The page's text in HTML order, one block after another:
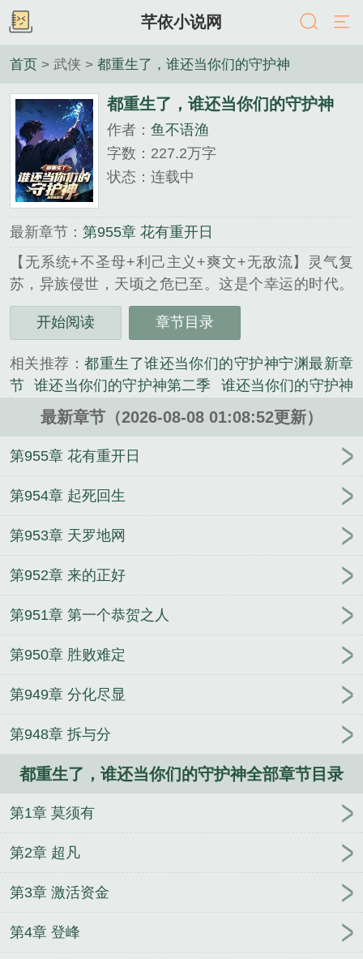
芊依小说网
首页 > 武侠 > 都重生了，谁还当你们的守护神
都重生了，谁还当你们的守护神
作者： 鱼不语渔
字数：227.2万字
状态：连载中
最新章节： 第955章 花有重开日
【无系统+不圣母+利己主义+爽文+无敌流】灵气复
苏，异族侵世，天顷之危已至。这是个幸运的时代。
因为人人都有机会踏入超凡，从此获得比肩神明的力
量。然而这也是个绝望的时代，因为这个时代人命如
万人生命，一心为了守护人族为己任的宁渊更是被普
通人尊称守护神。然而，晚年的他却被高层当作和异
族媾和的条件秘密处死。当重生后的他再次站在人生
《都重生了，谁还当你们的守护神》是鱼不语渔精心
开始阅读 章节目录
相关推荐：都重生了谁还当你们的守护神宁渊最新章
节
谁还当你们的守护神第二季
谁还当你们的守护神
(1-60集)
谁还当你们的守护神短剧
重生的都被我救
谁还当你们的守护神了
谁还当你们的守护神宁
都重生了谁还当你们的守护神二免费阅读
谁还当你
当你们的守护神
都重生了谁还当你们的守护神免费
守护神百度百科 谁还当你们的守护神动画
谁还当你
不语渔
都重生了谁还当你们的守护神最新章节
都重
生了谁还当你们的守护神短剧
都重生了谁还当你们
的守护神百科
谁还当你们的守护神宁渊
都重生了谁
还当你们的守护神第二季
谁还当你们的守护神最新
们的守护神宁渊动画
都重生了谁还当你们的守护神
成
高武：让你复制，没让你偷走人生
斗罗：暗黑盘
零娇娇女
统一三国后造反系统来了 我在俄国做寡
头
限制文小保姆，被六个大佬盯上了
打进大明，比
考进大明容易
穿成六零小炮灰，大小姐带物资养兵
王
杀手归来：秘密使命
四合院：停不下来，根本停
闺蜜齐穿
书，她修仙飞升我躺赢
开局禁咒法神，我的蓝条无
开局被换夫？五个兽夫皆反骨
奥特曼：好机师是不
最新章节（2026-08-08 01:08:52更新）
第955章 花有重开日
第954章 起死回生
第953章 天罗地网
第952章 来的正好
第951章 第一个恭贺之人
第950章 胜败难定
第949章 分化尽显
第948章 拆与分
都重生了，谁还当你们的守护神全部章节目录
第1章 莫须有
第2章 超凡
第3章 激活资金
第4章 登峰